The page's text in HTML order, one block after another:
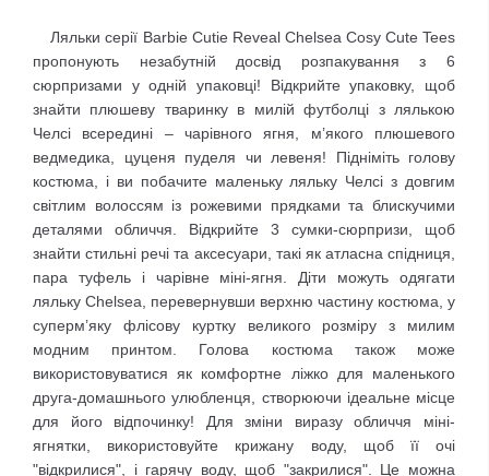
Ляльки серії Barbie Cutie Reveal Chelsea Cosy Cute Tees
пропонують незабутній досвід розпакування з 6
сюрпризами у одній упаковці! Відкрийте упаковку, щоб
знайти плюшеву тваринку в милій футболці з лялькою
Челсі всередині – чарівного ягня, м’якого плюшевого
ведмедика, цуценя пуделя чи левеня! Підніміть голову
костюма, і ви побачите маленьку ляльку Челсі з довгим
світлим волоссям із рожевими прядками та блискучими
деталями обличчя. Відкрийте 3 сумки-сюрпризи, щоб
знайти стильні речі та аксесуари, такі як атласна спідниця,
пара туфель і чарівне міні-ягня. Діти можуть одягати
ляльку Chelsea, перевернувши верхню частину костюма, у
суперм’яку флісову куртку великого розміру з милим
модним принтом. Голова костюма також може
використовуватися як комфортне ліжко для маленького
друга-домашнього улюбленця, створюючи ідеальне місце
для його відпочинку! Для зміни виразу обличчя міні-
ягнятки, використовуйте крижану воду, щоб її очі
"відкрилися", і гарячу воду, щоб "закрилися". Це можна